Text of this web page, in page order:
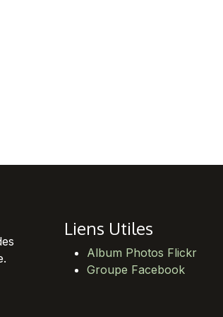
Liens Utiles
Album Photos Flickr
Groupe Facebook